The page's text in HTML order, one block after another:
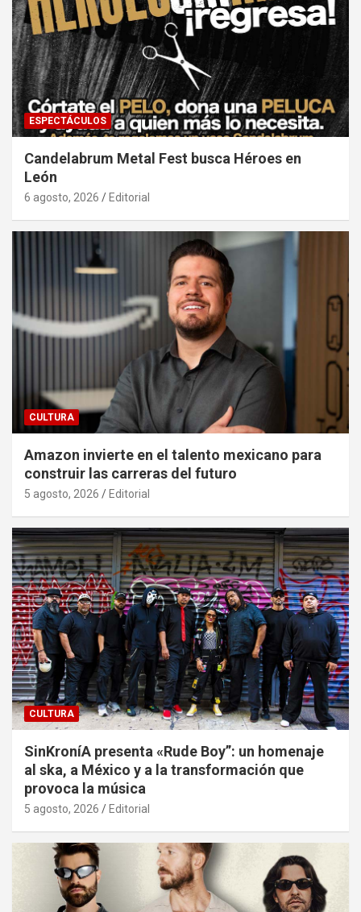
ESPECTÁCULOS
Candelabrum Metal Fest busca Héroes en
León
6 agosto, 2026 Editorial
CULTURA
Amazon invierte en el talento mexicano para
construir las carreras del futuro
5 agosto, 2026 Editorial
CULTURA
SinKroníA presenta «Rude Boy”: un homenaje
al ska, a México y a la transformación que
provoca la música
5 agosto, 2026 Editorial